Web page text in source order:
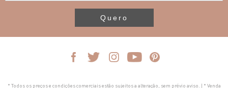
Quero
* Todos os preços e condições comerciais estão sujeitos a alteração, sem prévio aviso. | * Venda